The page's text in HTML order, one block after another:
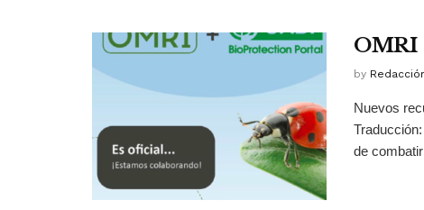
OMRI
by
Nuevos
de